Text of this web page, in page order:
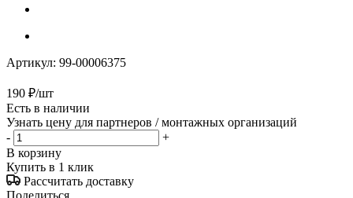
Артикул: 99-00006375
190 ₽/шт
Есть в наличии
Узнать цену для партнеров / монтажных организаций
-
+
В корзину
Купить в 1 клик
Рассчитать доставку
Поделиться